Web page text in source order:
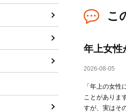
こ
年上女性
2026-08-05
「年上の女
ことがありま
すが、実はそ